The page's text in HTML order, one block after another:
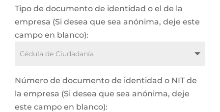
Tipo de documento de identidad o el de la
empresa (Si desea que sea anónima, deje este
campo en blanco):
Número de documento de identidad o NIT de
la empresa (Si desea que sea anónima, deje
este campo en blanco):